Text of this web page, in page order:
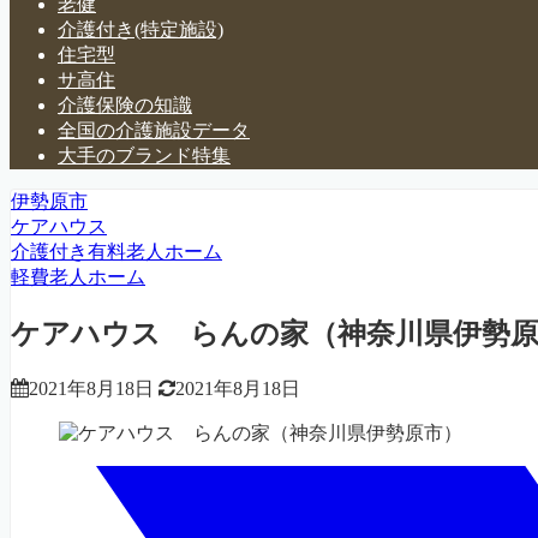
老健
介護付き(特定施設)
住宅型
サ高住
介護保険の知識
全国の介護施設データ
大手のブランド特集
伊勢原市
ケアハウス
介護付き有料老人ホーム
軽費老人ホーム
ケアハウス らんの家（神奈川県伊勢
2021年8月18日 2021年8月18日